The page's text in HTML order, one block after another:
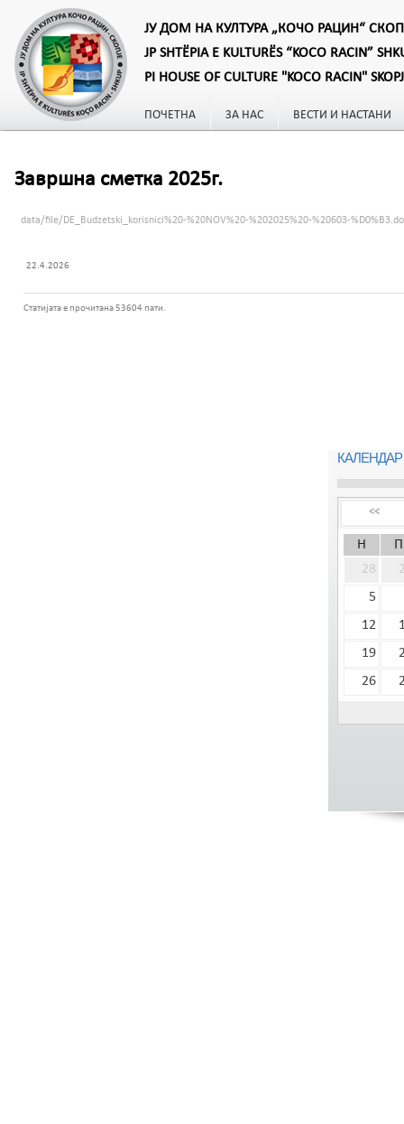
ЈУ ДОМ НА КУЛТУРА „КОЧО РАЦИН“
JP SHTËPIA E KULTURËS “KOCO RACIN”
PI HOUSE OF CULTURE "KOCO RACIN"
ПОЧЕТНА ЗА НАС ВЕСТИ И НАСТАНИ
Завршна сметка 2025г.
data/file/DE_Budzetski_korisnici%20-%20NOV%20-%202025%20-%20603-
22.4.2026
Статијата е прочитана 53604 пати.
<<
Н
П
28
5
12
19
26